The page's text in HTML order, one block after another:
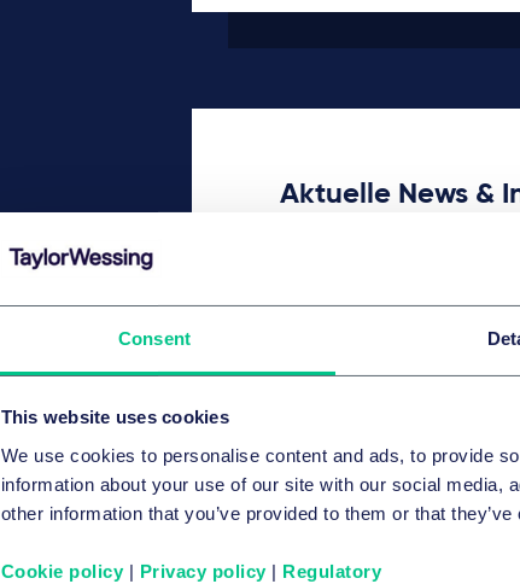
Consent
This website uses cookies
We use cookies to personalise content and ads, to provide
information about your use of our site with our social
other information that you’ve provided to them or that
Cookie policy | Privacy policy | Regulatory
Aktuelle News &
KONSUMGÜTER &
Neues Urteil